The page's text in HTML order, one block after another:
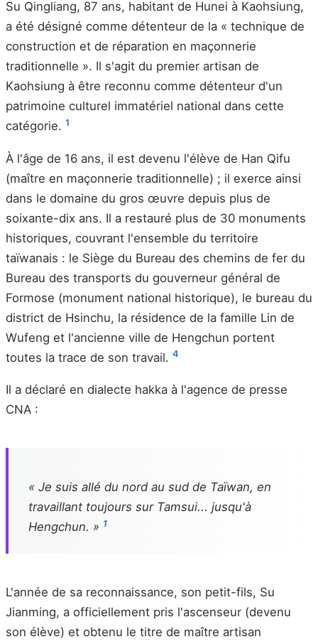
Su Qingliang, 87 ans, habitant de Hunei à Kaohsiung,
a été désigné comme détenteur de la « technique de
construction et de réparation en maçonnerie
traditionnelle ». Il s'agit du premier artisan de
Kaohsiung à être reconnu comme détenteur d'un
patrimoine culturel immatériel national dans cette
catégorie. 1
À l'âge de 16 ans, il est devenu l'élève de Han Qifu
(maître en maçonnerie traditionnelle) ; il exerce ainsi
dans le domaine du gros œuvre depuis plus de
soixante-dix ans. Il a restauré plus de 30 monuments
historiques, couvrant l'ensemble du territoire
taïwanais : le Siège du Bureau des chemins de fer du
Bureau des transports du gouverneur général de
Formose (monument national historique), le bureau du
district de Hsinchu, la résidence de la famille Lin de
Wufeng et l'ancienne ville de Hengchun portent
toutes la trace de son travail. 4
Il a déclaré en dialecte hakka à l'agence de presse
CNA :
« Je suis allé du nord au sud de Taïwan, en
travaillant toujours sur Tamsui... jusqu'à
Hengchun. » 1
L'année de sa reconnaissance, son petit-fils, Su
Jianming, a officiellement pris l'ascenseur (devenu
son élève) et obtenu le titre de maître artisan